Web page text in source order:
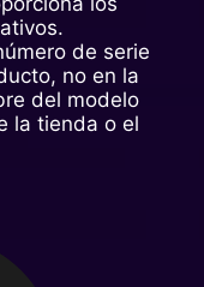
de serie
no en la
del modelo
la tienda o el